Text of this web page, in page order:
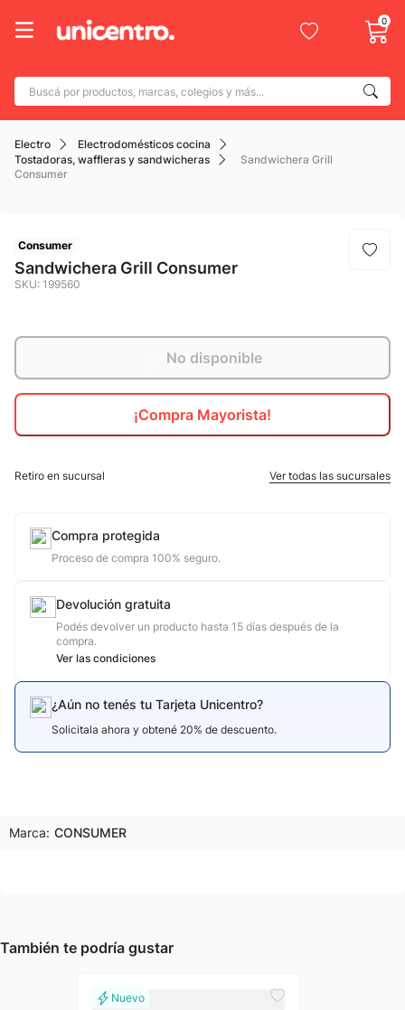
0
Buscá por productos, marcas, colegios y más...
Electro
Electrodomésticos cocina
Tostadoras, waffleras y sandwicheras
Sandwichera Grill
Consumer
Consumer
Sandwichera Grill Consumer
SKU: 199560
No disponible
¡Compra Mayorista!
Retiro en sucursal Ver todas las sucursales
Compra protegida
Proceso de compra 100% seguro.
Devolución gratuita
Podés devolver un producto hasta 15 días después de la
compra.
Ver las condiciones
¿Aún no tenés tu Tarjeta Unicentro?
Solicitala ahora y obtené 20% de descuento.
Marca: CONSUMER
También te podría gustar
Términos más buscados
1. adidas
2.
4. botin
5. caterpillar
7. nike
10. calzado